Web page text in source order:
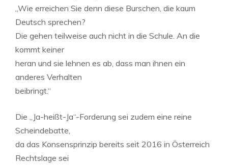
„Wie erreichen Sie denn diese Burschen, die kaum
Deutsch sprechen?
Die gehen teilweise auch nicht in die Schule. An die
kommt keiner
heran und sie lehnen es ab, dass man ihnen ein
anderes Verhalten
beibringt.“
Die „Ja-heißt-Ja“-Forderung sei zudem eine reine
Scheindebatte,
da das Konsensprinzip bereits seit 2016 in Österreich
Rechtslage sei